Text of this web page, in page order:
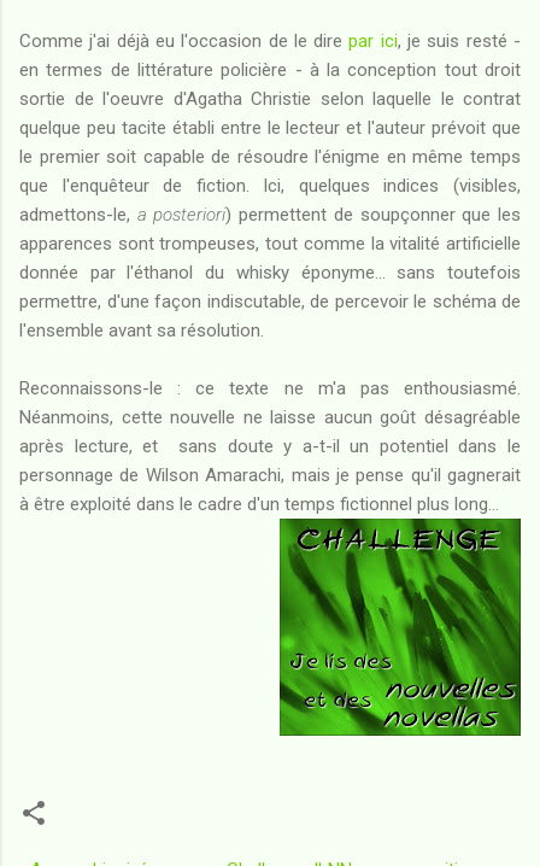
Comme j'ai déjà eu l'occasion de le direpar ici, je suis resté -
en termes de littérature policière - à la conception tout droit
sortie de l'oeuvre d'Agatha Christie selon laquelle le contrat
quelque peu tacite établi entre le lecteur et l'auteur prévoit que
le premier soit capable de résoudre l'énigme en même temps
que l'enquêteur de fiction. Ici, quelques indices (visibles,
admettons-le, a posteriori) permettent de soupçonner que les
apparences sont trompeuses, tout comme la vitalité artificielle
donnée par l'éthanol du whisky éponyme... sans toutefois
permettre, d'une façon indiscutable, de percevoir le schéma de
l'ensemble avant sa résolution.
Reconnaissons-le : ce texte ne m'a pas enthousiasmé.
Néanmoins, cette nouvelle ne laisse aucun goût désagréable
après lecture, et sans doute y a-t-il un potentiel dans le
personnage de Wilson Amarachi, mais je pense qu'il gagnerait
à être exploité dans le cadre d'un temps fictionnel plus long...